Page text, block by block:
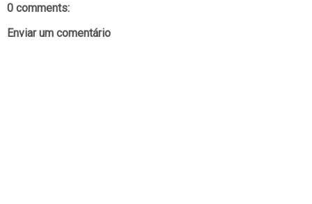
0 comments:
Enviar um comentário